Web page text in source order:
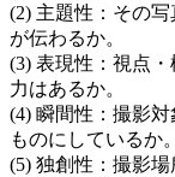
(2) 主題性：その
が伝わるか。
(3) 表現性：視点
力はあるか。
(4) 瞬間性：撮影
ものにしているか。
(5) 独創性：撮影